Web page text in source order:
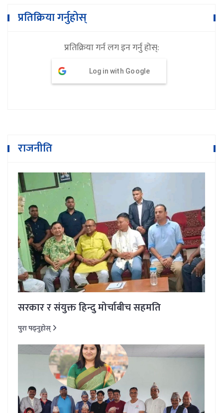
प्रतिक्रिया गर्नुहोस्
प्रतिक्रिया गर्न लग इन गर्नु होस्:
Log in with Google
राजनीति
सरकार र संयुक्त हिन्दु मोर्चाबीच सहमति
पुरा पढ्नुहोस्